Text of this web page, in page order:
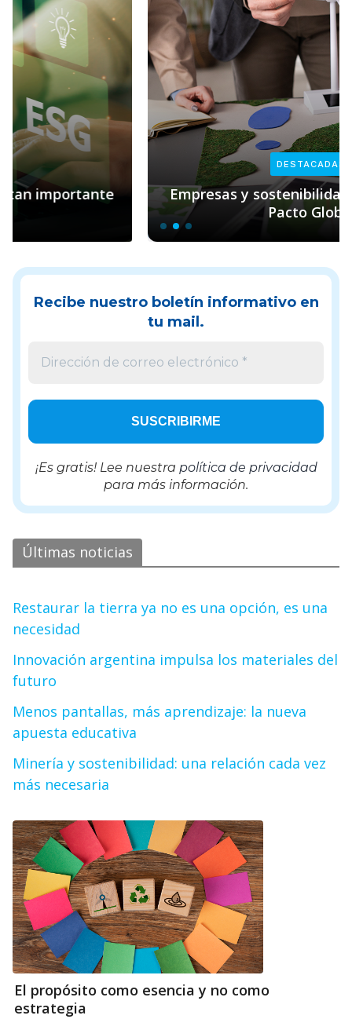
DESTACADAS
Empresas y sostenibilidad: el rol clave de
Pacto Global
Recibe nuestro boletín informativo en
tu mail.
¡Es gratis! Lee nuestra política de privacidad
para más información.
Últimas noticias
Restaurar la tierra ya no es una opción, es una
necesidad
Innovación argentina impulsa los materiales del
futuro
Menos pantallas, más aprendizaje: la nueva
apuesta educativa
Minería y sostenibilidad: una relación cada vez
más necesaria
El propósito como esencia y no como
estrategia